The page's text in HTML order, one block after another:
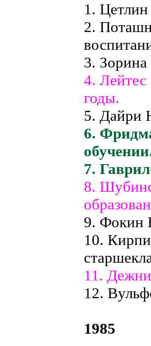
1.
2.
3.
4.
годы.
5. Дайри
6.
7.
8.
9. Фокин
10.
11.
12.
1985